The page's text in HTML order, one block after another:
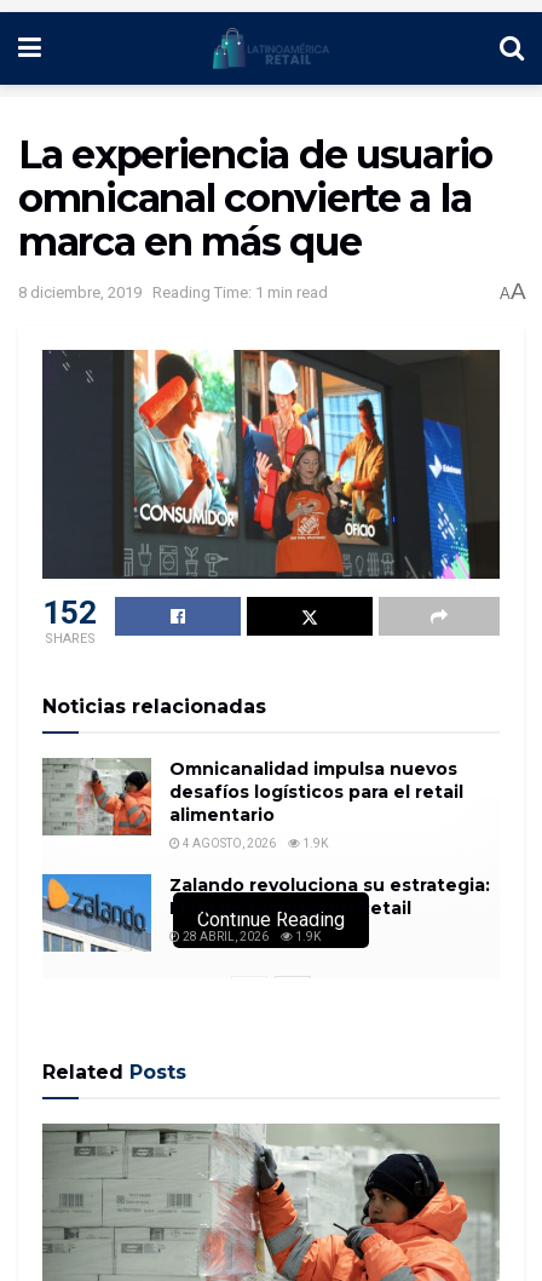
La experiencia de usuario
omnicanal convierte a la
marca en más que
8 diciembre, 2019 Reading Time: 1 min read AA
152
SHARES
Noticias relacionadas
Omnicanalidad impulsa nuevos
desafíos logísticos para el retail
alimentario
4 AGOSTO, 2026 1.9K
Zalando revoluciona su estrategia:
El fin de Connected Retail
28 ABRIL, 2026 1.9K
No te pierdas el congreso más importante de
marketing digital en América Latina. 20 y 21 de
noviembre CDMX. Compra tu boleto aquí
La experiencia de usuario de omnicanal es una
estrategia que consiste en la de gestión del cliente
para guiarlo en una interacci…
%%item_leer_más_button%%
Continue Reading
Related Posts